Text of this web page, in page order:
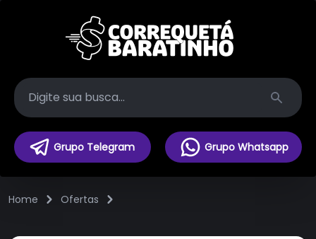
Search
Grupo Telegram Grupo Whatsapp
Home Ofertas